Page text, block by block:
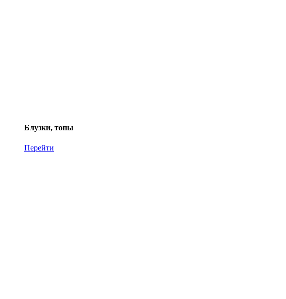
Блузки, топы
Перейти